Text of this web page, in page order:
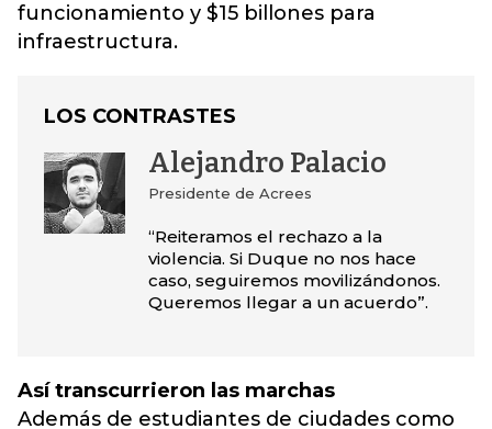
funcionamiento y $15 billones para
infraestructura.
LOS CONTRASTES
Alejandro Palacio
Presidente de Acrees
“Reiteramos el rechazo a la
violencia. Si Duque no nos hace
caso, seguiremos movilizándonos.
Queremos llegar a un acuerdo”.
Así transcurrieron las marchas
Además de estudiantes de ciudades como